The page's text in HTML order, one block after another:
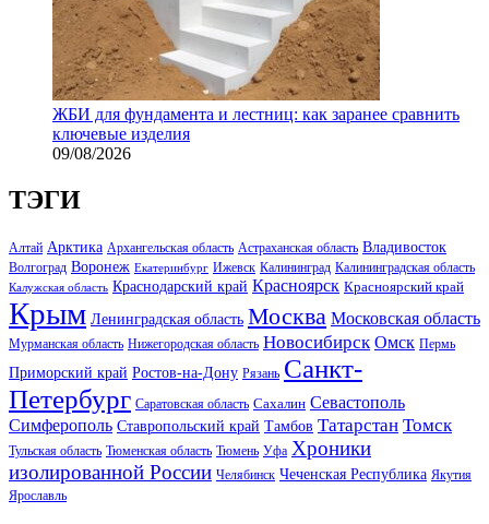
ЖБИ для фундамента и лестниц: как заранее сравнить
ключевые изделия
09/08/2026
ТЭГИ
Алтай Арктика Архангельская область Астраханская область Владивосток
Волгоград Воронеж Екатеринбург Ижевск Калининград Калининградская область
Калужская область Краснодарский край Красноярск Красноярский край
Крым Ленинградская область Москва Московская область
Мурманская область Нижегородская область Новосибирск Омск Пермь
Приморский край Ростов-на-Дону Рязань Санкт-
Петербург Саратовская область Сахалин Севастополь
Симферополь Ставропольский край Тамбов Татарстан Томск
Тульская область Тюменская область Тюмень Уфа Хроники
изолированной России Челябинск Чеченская Республика Якутия
Ярославль